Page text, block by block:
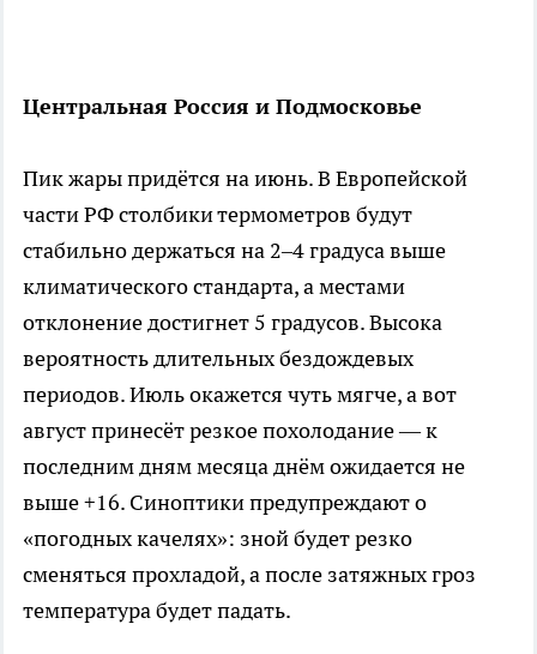
Центральная Россия и Подмосковье
Пик жары придётся на июнь. В Европейской
части РФ столбики термометров будут
стабильно держаться на 2–4 градуса выше
климатического стандарта, а местами
отклонение достигнет 5 градусов. Высока
вероятность длительных бездождевых
периодов. Июль окажется чуть мягче, а вот
август принесёт резкое похолодание — к
последним дням месяца днём ожидается не
выше +16. Синоптики предупреждают о
«погодных качелях»: зной будет резко
сменяться прохладой, а после затяжных гроз
температура будет падать.